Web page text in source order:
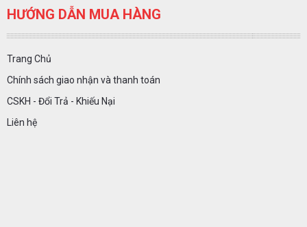
HƯỚNG DẪN MUA HÀNG
Trang Chủ
Chính sách giao nhận và thanh toán
CSKH - Đổi Trả - Khiếu Nại
Liên hệ